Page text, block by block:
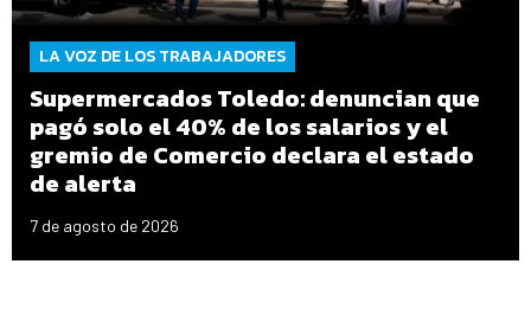
LA VOZ DE LOS TRABAJADORES
Supermercados Toledo: denuncian que
pagó solo el 40% de los salarios y el
gremio de Comercio declara el estado
de alerta
7 de agosto de 2026